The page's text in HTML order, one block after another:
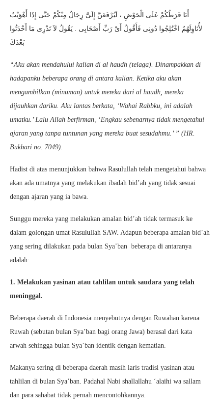
أَنَا فَرَطُكُمْ عَلَى الْحَوْضِ ، لَيُرْفَعَنَّ إِلَىَّ رِجَالٌ مِنْكُمْ حَتَّى إِذَا أَهْوَيْتُ
لأُنَاوِلَهُمُ اخْتُلِجُوا دُونِى فَأَقُولُ أَىْ رَبِّ أَصْحَابِى . يَقُولُ لاَ تَدْرِى مَا أَحْدَثُوا
بَعْدَكَ
“Aku akan mendahului kalian di al haudh (telaga). Dinampakkan di
hadapanku beberapa orang di antara kalian. Ketika aku akan
mengambilkan (minuman) untuk mereka dari al haudh, mereka
dijauhkan dariku. Aku lantas berkata, ‘Wahai Rabbku, ini adalah
umatku.’ Lalu Allah berfirman, ‘Engkau sebenarnya tidak mengetahui
ajaran yang tanpa tuntunan yang mereka buat sesudahmu.’ ” (HR.
Bukhari no. 7049).
Hadist di atas menunjukkan bahwa Rasulullah telah mengetahui bahwa
akan ada umatnya yang melakukan ibadah bid’ah yang tidak sesuai
dengan ajaran yang ia bawa.
Sunggu mereka yang melakukan amalan bid’ah tidak termasuk ke
dalam golongan umat Rasulullah SAW. Adapun beberapa amalan bid’ah
yang sering dilakukan pada bulan Sya’ban beberapa di antaranya
adalah:
1. Melakukan yasinan atau tahlilan untuk saudara yang telah
meninggal.
Beberapa daerah di Indonesia menyebutnya dengan Ruwahan karena
Ruwah (sebutan bulan Sya’ban bagi orang Jawa) berasal dari kata
arwah sehingga bulan Sya’ban identik dengan kematian.
Makanya sering di beberapa daerah masih laris tradisi yasinan atau
tahlilan di bulan Sya’ban. Padahal Nabi shallallahu ‘alaihi wa sallam
dan para sahabat tidak pernah mencontohkannya.